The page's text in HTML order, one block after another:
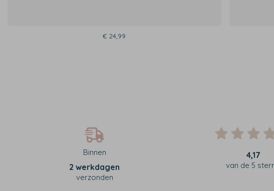
€ 24,99
Binnen
2 werkdagen
verzonden
4,17
van de 5